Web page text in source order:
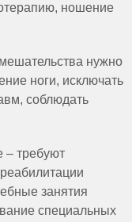
ношение
нужно
ноги, исключать
соблюдать
– требуют
занятия
специальных